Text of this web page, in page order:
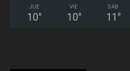
JUE
10°
VIE
10°
SÁB
11 °